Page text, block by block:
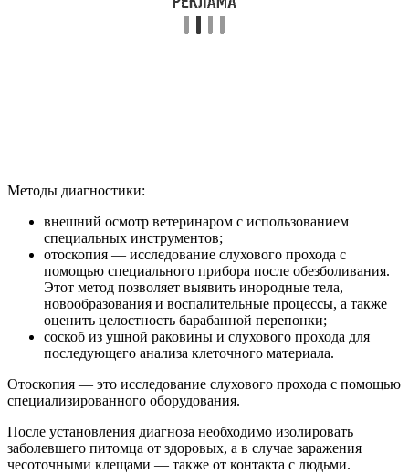
Методы диагностики:
внешний осмотр ветеринаром с использованием
специальных инструментов;
отоскопия — исследование слухового прохода с
помощью специального прибора после обезболивания.
Этот метод позволяет выявить инородные тела,
новообразования и воспалительные процессы, а также
оценить целостность барабанной перепонки;
соскоб из ушной раковины и слухового прохода для
последующего анализа клеточного материала.
Отоскопия — это исследование слухового прохода с помощью
специализированного оборудования.
После установления диагноза необходимо изолировать
заболевшего питомца от здоровых, а в случае заражения
чесоточными клещами — также от контакта с людьми.